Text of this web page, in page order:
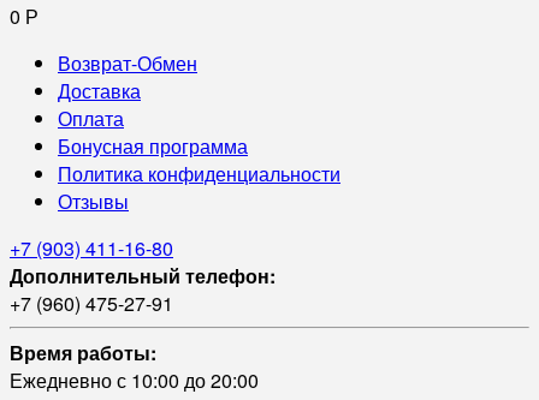
0 Р
Возврат-Обмен
Доставка
Оплата
Бонусная программа
Политика конфиденциальности
Отзывы
+7 (903) 411-16-80
Дополнительный телефон:
+7 (960) 475-27-91
Время работы:
Ежедневно с 10:00 до 20:00